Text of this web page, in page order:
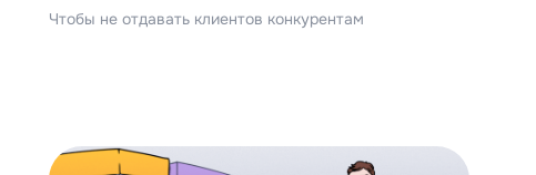
Чтобы не отдавать клиентов конкурентам